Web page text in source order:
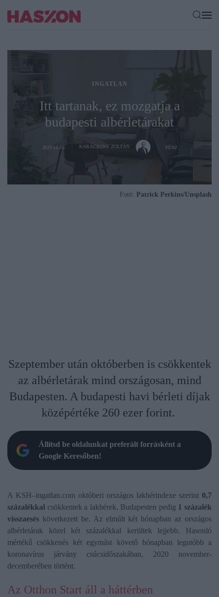
INGATLAN
Itt tartanak, ez mozgatja a
budapesti albérletárakat
2025-11-16 KARÁCSONY ZOLTÁN PÉNZ
Fotó: Patrick Perkins/Unsplash
Szeptember után októberben is csökkentek
az albérletárak mind országosan, mind
Budapesten. A budapesti havi bérleti díjak
középértéke 260 ezer forint.
Állítsd be oldalunkat preferált forrásként a
Google Keresőben!
A KSH–ingatlan.com októberi országos lakbérindexe szerint 0,7
százalékkal csökkentek a lakbérek, Budapesten pedig 1 százalék
visszaesés következett be. Az elmúlt két hónapban az országos
albérletárak közel két százalékkal kerültek lejjebb. Hasonló
mértékű csökkenés két egymást követő hónapban legutóbb a
koronavírus járvány csúcsidőszakában, 2020 november-
decemberében történt.
Az Otthon Start áll a háttérben